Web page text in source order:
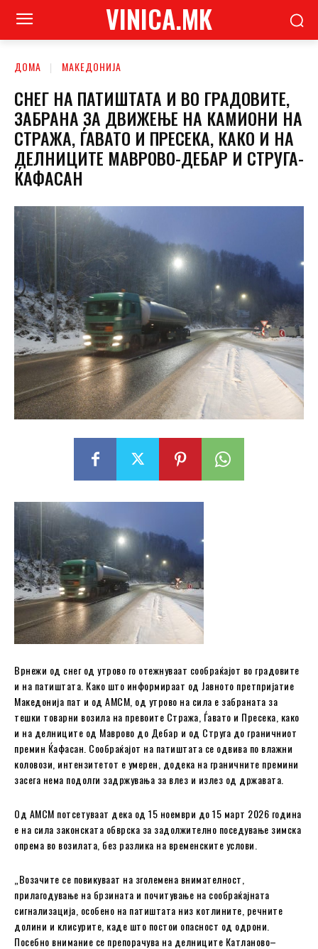
VINICA.MK
ДОМА МАКЕДОНИЈА
СНЕГ НА ПАТИШТАТА И ВО ГРАДОВИТЕ,
ЗАБРАНА ЗА ДВИЖЕЊЕ НА КАМИОНИ НА
СТРАЖА, ЃАВАТО И ПРЕСЕКА, КАКО И НА
ДЕЛНИЦИТЕ МАВРОВО-ДЕБАР И СТРУГА-
ЌАФАСАН
Врнежи од снег од утрово го отежнуваат сообраќајот во градовите
и на патиштата. Како што информираат од Јавното претпријатие
Македонија пат и од АМСМ, од утрово на сила е забраната за
тешки товарни возила на превоите Стража, Ѓавато и Пресека, како
и на делниците од Маврово до Дебар и од Струга до граничниот
премин Ќафасан. Сообраќајот на патиштата се одвива по влажни
коловози, интензитетот е умерен, додека на граничните премини
засега нема подолги задржувања за влез и излез од државата.
Од АМСМ потсетуваат дека од 15 ноември до 15 март 2026 година
е на сила законската обврска за задолжително поседување зимска
опрема во возилата, без разлика на временските услови.
„Возачите се повикуваат на зголемена внимателност,
прилагодување на брзината и почитување на сообраќајната
сигнализација, особено на патиштата низ котлините, речните
долини и клисурите, каде што постои опасност од одрони.
Посебно внимание се препорачува на делниците Катланово–